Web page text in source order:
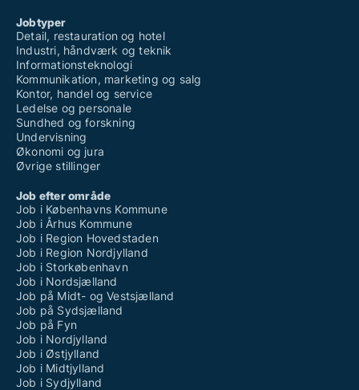
Jobtyper
Detail, restauration og hotel
Industri, håndværk og teknik
Informationsteknologi
Kommunikation, marketing og salg
Kontor, handel og service
Ledelse og personale
Sundhed og forskning
Undervisning
Økonomi og jura
Øvrige stillinger
Job efter område
Job i Københavns Kommune
Job i Århus Kommune
Job i Region Hovedstaden
Job i Region Nordjylland
Job i Storkøbenhavn
Job i Nordsjælland
Job på Midt- og Vestsjælland
Job på Sydsjælland
Job på Fyn
Job i Nordjylland
Job i Østjylland
Job i Midtjylland
Job i Sydjylland